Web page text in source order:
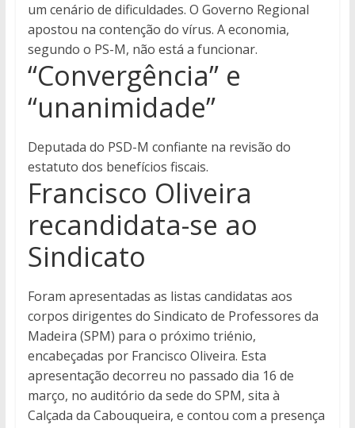
um cenário de dificuldades. O Governo Regional
apostou na contenção do vírus. A economia,
segundo o PS-M, não está a funcionar.
“Convergência” e
“unanimidade”
Deputada do PSD-M confiante na revisão do
estatuto dos benefícios fiscais.
Francisco Oliveira
recandidata-se ao
Sindicato
Foram apresentadas as listas candidatas aos
corpos dirigentes do Sindicato de Professores da
Madeira (SPM) para o próximo triénio,
encabeçadas por Francisco Oliveira. Esta
apresentação decorreu no passado dia 16 de
março, no auditório da sede do SPM, sita à
Calçada da Cabouqueira, e contou com a presença